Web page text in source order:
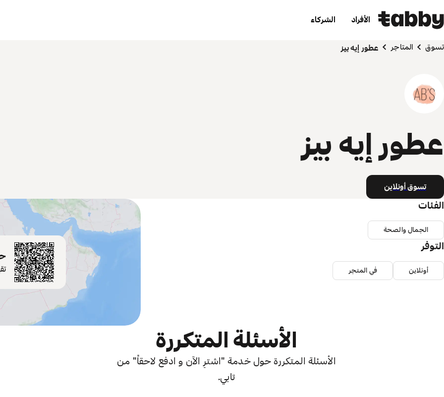
الأفراد الشركاء
تسوق المتاجر عطور إيه بيز
عطور إيه بيز
تسوق أونلاين
الفئات
الجمال والصحة
التوفر
أونلاين في المتجر
الأسئلة المتكررة
الأسئلة المتكررة حول خدمة "اشترِ الآن و ادفع لاحقاً" من
تابي.